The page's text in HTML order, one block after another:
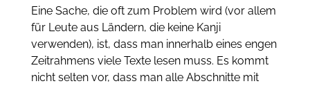
Eine Sache, die oft zum Problem wird (vor allem
für Leute aus Ländern, die keine Kanji
verwenden), ist, dass man innerhalb eines engen
Zeitrahmens viele Texte lesen muss. Es kommt
nicht selten vor, dass man alle Abschnitte mit